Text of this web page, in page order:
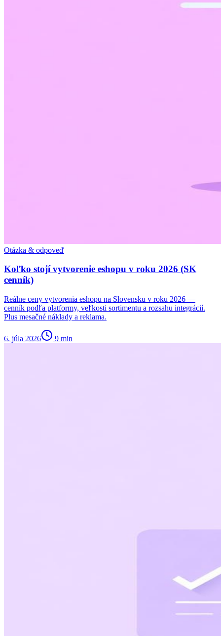
Otázka & odpoveď
Koľko stojí vytvorenie eshopu v roku 2026 (SK
cenník)
Reálne ceny vytvorenia eshopu na Slovensku v roku 2026 —
cenník podľa platformy, veľkosti sortimentu a rozsahu integrácií.
Plus mesačné náklady a reklama.
6. júla 2026 9 min